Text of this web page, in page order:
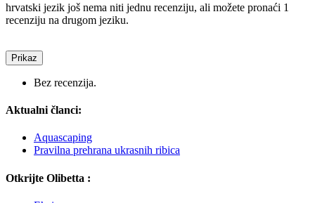
hrvatski jezik još nema niti jednu recenziju, ali možete pronaći 1
recenziju na drugom jeziku.
Prikaz
Bez recenzija.
Aktualni članci:
Aquascaping
Pravilna prehrana ukrasnih ribica
Otkrijte Olibetta :